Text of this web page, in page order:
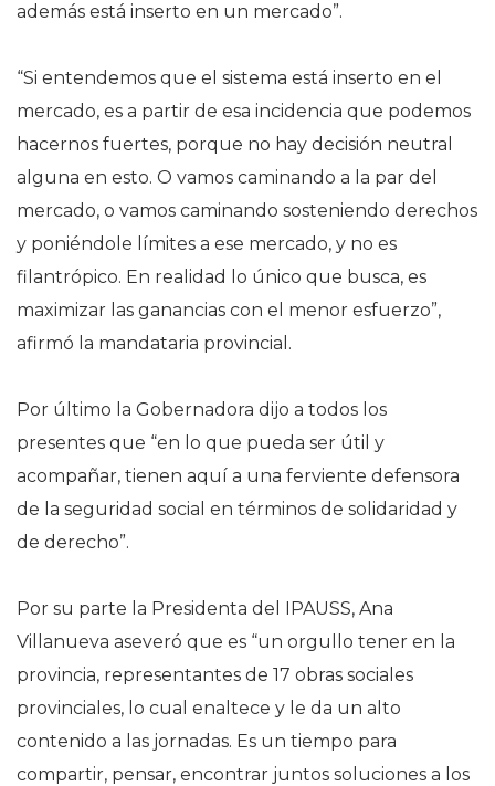
además está inserto en un mercado”.
“Si entendemos que el sistema está inserto en el
mercado, es a partir de esa incidencia que podemos
hacernos fuertes, porque no hay decisión neutral
alguna en esto. O vamos caminando a la par del
mercado, o vamos caminando sosteniendo derechos
y poniéndole límites a ese mercado, y no es
filantrópico. En realidad lo único que busca, es
maximizar las ganancias con el menor esfuerzo”,
afirmó la mandataria provincial.
Por último la Gobernadora dijo a todos los
presentes que “en lo que pueda ser útil y
acompañar, tienen aquí a una ferviente defensora
de la seguridad social en términos de solidaridad y
de derecho”.
Por su parte la Presidenta del IPAUSS, Ana
Villanueva aseveró que es “un orgullo tener en la
provincia, representantes de 17 obras sociales
provinciales, lo cual enaltece y le da un alto
contenido a las jornadas. Es un tiempo para
compartir, pensar, encontrar juntos soluciones a los